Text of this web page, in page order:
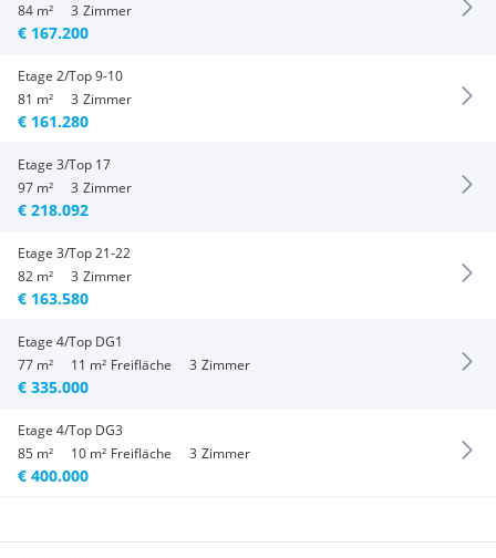
84 m²
€ 167.200
3 Zimmer
Etage 2/Top 9-10
81 m²
€ 161.280
3 Zimmer
Etage 3/Top 17
97 m²
€ 218.092
3 Zimmer
Etage 3/Top 21-22
82 m²
€ 163.580
3 Zimmer
Etage 4/Top DG1
77 m²
11 m² Freifläche
€ 335.000
3 Zimmer
Etage 4/Top DG3
85 m²
10 m² Freifläche
€ 400.000
3 Zimmer